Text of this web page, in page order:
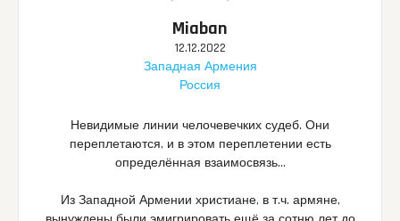
Miaban
12.12.2022
Западная Армения
Россия
Невидимые линии челочевечких судеб. Они
переплетаются, и в этом переплетении есть
определённая взаимосвязь…
Из Западной Армении христиане, в т.ч. армяне,